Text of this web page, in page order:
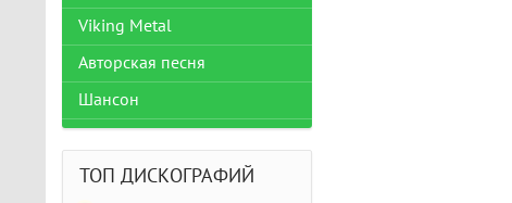
Viking Metal
Авторская песня
Шансон
ТОП ДИСКОГРАФИЙ